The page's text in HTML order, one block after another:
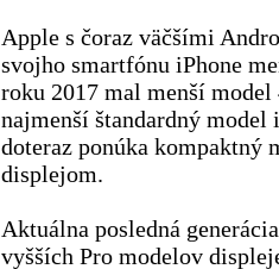
Apple s čoraz väčšími
svojho smartfónu iPhone
roku 2017 mal menší
najmenší štandardný model
doteraz ponúka kompaktný
displejom.
Aktuálna posledná
vyšších Pro modelov